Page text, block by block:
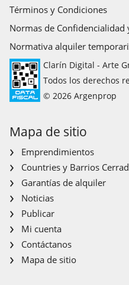
Términos y Condiciones
Normas de Confidencialidad
Normativa alquiler
Clarín Digital - Arte
Todos los derechos
© 2026 Argenprop
Mapa de sitio
Emprendimientos
Countries y Barrios
Garantías de alquiler
Noticias
Publicar
Mi cuenta
Contáctanos
Mapa de sitio